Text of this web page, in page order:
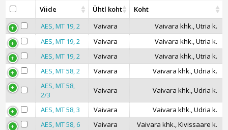
Viide Ühtl koht
Koht
AES, MT 19, 2
Vaivara
Vaivara khk., Utria k.
AES, MT 19, 2
Vaivara
Vaivara khk., Utria k.
AES, MT 19, 2
Vaivara
Vaivara khk., Utria k.
AES, MT 58, 2
Vaivara
Vaivara khk., Udria k.
AES, MT 58,
2/3
Vaivara Vaivara khk., Udria k.
AES, MT 58, 3 Vaivara
Vaivara khk., Udria k.
AES, MT 58, 6
Vaivara
Vaivara khk., Kivissaare k.